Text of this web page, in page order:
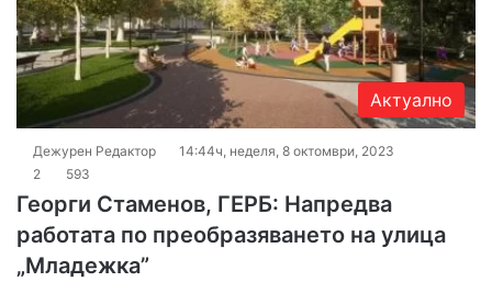
Актуално
Дежурен Редактор
14:44ч, неделя, 8 октомври, 2023
2
593
Георги Стаменов, ГЕРБ: Напредва
работата по преобразяването на улица
„Младежка”